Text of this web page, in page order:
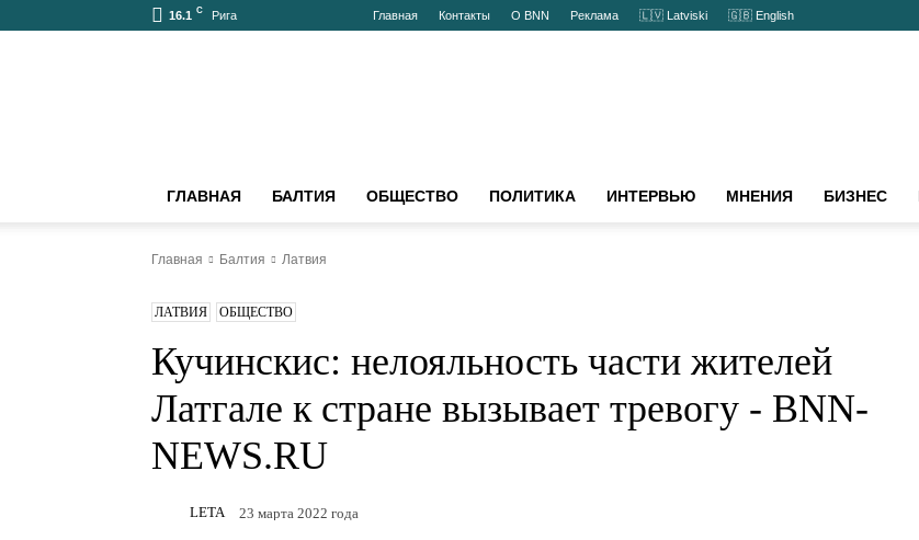
16.1 C Рига Главная Контакты О BNN Реклама 🇱🇻 Latviski 🇬🇧 English
БАЛТИИ
ГЛАВНАЯ БАЛТИЯ ОБЩЕСТВО ПОЛИТИКА ИНТЕРВЬЮ МНЕНИЯ БИЗНЕС
Главная Балтия Латвия
ЛАТВИЯ ОБЩЕСТВО
Кучинскис: нелояльность части
жителей Латгале к стране вызывает
тревогу - BNN-NEWS.RU
LETA 23 марта 2022 года